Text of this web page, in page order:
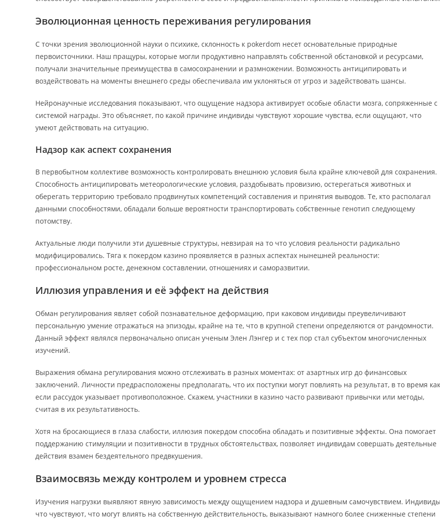
Эволюционная ценность переживания регулирования
С точки зрения эволюционной науки о психике, склонность к pokerdom несет основательные природные
первоисточники. Наш пращуры, которые могли продуктивно направлять собственной обстановкой и ресурсами,
получали значительные преимущества в самосохранении и размножении. Возможность антиципировать и
воздействовать на моменты внешнего среды обеспечивала им уклоняться от угроз и задействовать шансы.
Нейронаучные исследования показывают, что ощущение надзора активирует особые области мозга, сопряженные с
системой награды. Это объясняет, по какой причине индивиды чувствуют хорошие чувства, если ощущают, что
умеют действовать на ситуацию.
Надзор как аспект сохранения
В первобытном коллективе возможность контролировать внешнюю условия была крайне ключевой для сохранения.
Способность антиципировать метеорологические условия, раздобывать провизию, остерегаться животных и
оберегать территорию требовало продвинутых компетенций составления и принятия выводов. Те, кто располагал
данными способностями, обладали больше вероятности транспортировать собственные генотип следующему
потомству.
Актуальные люди получили эти душевные структуры, невзирая на то что условия реальности радикально
модифицировались. Тяга к покердом казино проявляется в разных аспектах нынешней реальности:
профессиональном росте, денежном составлении, отношениях и саморазвитии.
Иллюзия управления и её эффект на действия
Обман регулирования являет собой познавательное деформацию, при каковом индивиды преувеличивают
персональную умение отражаться на эпизоды, крайне на те, что в крупной степени определяются от рандомности.
Данный эффект являлся первоначально описан ученым Элен Лэнгер и с тех пор стал субъектом многочисленных
изучений.
Выражения обмана регулирования можно отслеживать в разных моментах: от азартных игр до финансовых
заключений. Личности предрасположены предполагать, что их поступки могут повлиять на результат, в то время как
если рассудок указывает противоположное. Скажем, участники в казино часто развивают привычки или методы,
считая в их результативность.
Хотя на бросающиеся в глаза слабости, иллюзия покердом способна обладать и позитивные эффекты. Она помогает
поддержанию стимуляции и позитивности в трудных обстоятельствах, позволяет индивидам совершать деятельные
действия взамен бездеятельного предвкушения.
Взаимосвязь между контролем и уровнем стресса
Изучения нагрузки выявляют явную зависимость между ощущением надзора и душевным самочувствием.
что чувствуют, что могут влиять на собственную действительность, выказывают намного более сниженные степени